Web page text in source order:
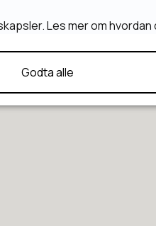
Les mer om
Godta alle